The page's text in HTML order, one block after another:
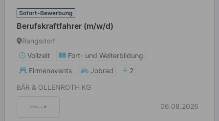
Sofort-Bewerbung
Berufskraftfahrer (m/w/d)
Rangsdorf
Vollzeit
Fort- und Weiterbildung
Firmenevents
Jobrad
2
BÄR & OLLENROTH KG
06.08.2026